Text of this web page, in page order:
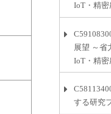
IoT・精密
展望 ～省
IoT・精密
する研究